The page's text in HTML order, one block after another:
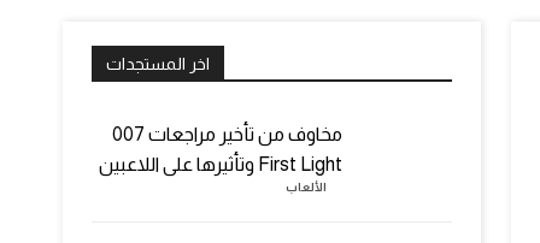
اخر المستجدات
مخاوف من تأخير مراجعات 007
First Light وتأثيرها على اللاعبين
الألعاب